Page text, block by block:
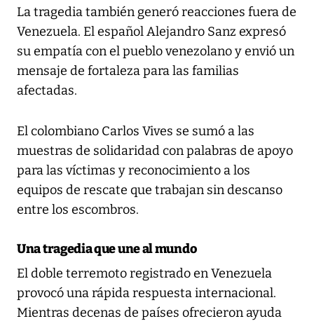
La tragedia también generó reacciones fuera de
Venezuela. El español Alejandro Sanz expresó
su empatía con el pueblo venezolano y envió un
mensaje de fortaleza para las familias
afectadas.
El colombiano Carlos Vives se sumó a las
muestras de solidaridad con palabras de apoyo
para las víctimas y reconocimiento a los
equipos de rescate que trabajan sin descanso
entre los escombros.
Una tragedia que une al mundo
El doble terremoto registrado en Venezuela
provocó una rápida respuesta internacional.
Mientras decenas de países ofrecieron ayuda